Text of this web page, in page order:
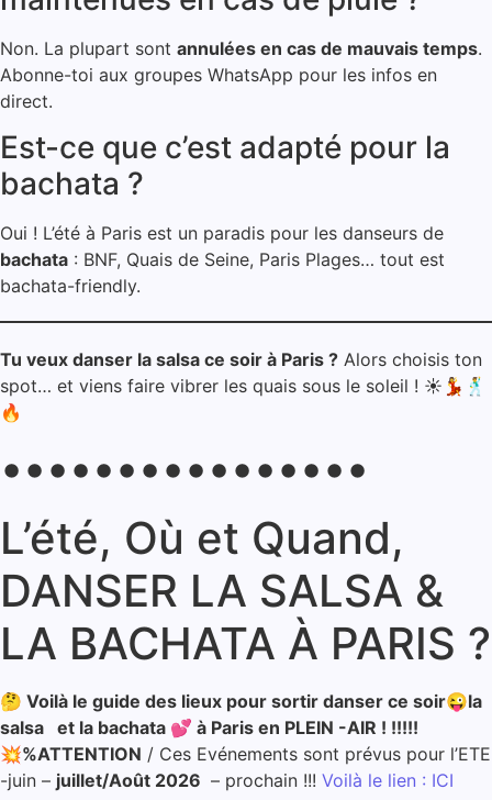
Non. La plupart sont annulées en cas de mauvais temps.
Abonne-toi aux groupes WhatsApp pour les infos en
direct.
Est-ce que c’est adapté pour la
bachata ?
Oui ! L’été à Paris est un paradis pour les danseurs de
bachata : BNF, Quais de Seine, Paris Plages… tout est
bachata-friendly.
Tu veux danser la salsa ce soir à Paris ? Alors choisis ton
spot… et viens faire vibrer les quais sous le soleil ! ☀💃🕺
🔥
••••••••••••••••
L’été, Où et Quand,
DANSER LA SALSA &
LA BACHATA À PARIS ?
🤔 Voilà le guide des lieux pour sortir danser ce soir😜la
salsa et la bachata 💕 à Paris en PLEIN -AIR ! !!!!!
💥%ATTENTION / Ces Evénements sont prévus pour l’ETE
-juin – juillet/Août 2026 – prochain !!! Voilà le lien : ICI